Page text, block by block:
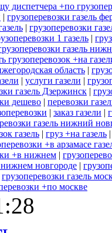
диспетчера +по
| грузоперевозки газель
| грузоперевозки
1 газель |
газель
грузоперевозок +на
область |
| услуги газели |
газель Дзержинск |
дешево | перевозки
| заказ газели |
газель нижний
газель | груз +на газель
+в арзамасе
+в нижнем |
нижнем новгороде |
грузоперевозки газель
+по москве